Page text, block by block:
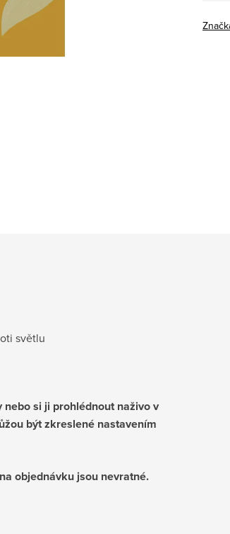
světlu
si ji prohlédnout naživo v
být zkreslené nastavením
objednávku jsou nevratné.